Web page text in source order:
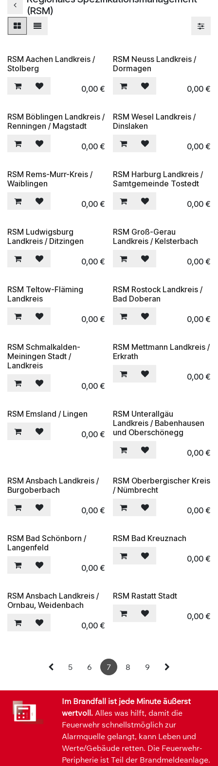
(RSM)
RSM Aachen Landkreis /
Stolberg
0,00€
RSM Neuss Landkreis /
Dormagen
0,00€
RSM Böblingen Landkreis /
Renningen / Magstadt
0,00€
RSM Wesel Landkreis /
Dinslaken
0,00€
RSM Rems-Murr-Kreis /
Waiblingen
0,00€
RSM Harburg Landkreis /
Samtgemeinde Tostedt
0,00€
RSM Ludwigsburg
Landkreis / Ditzingen
0,00€
RSM Groß-Gerau
Landkreis / Kelsterbach
0,00€
RSM Teltow-Fläming
Landkreis
0,00€
RSM Rostock Landkreis /
Bad Doberan
0,00€
RSM Schmalkalden-
Meiningen Stadt /
Landkreis
0,00€
RSM Mettmann Landkreis /
Erkrath
0,00€
RSM Emsland / Lingen
0,00€
RSM Unterallgäu
Landkreis / Babenhausen
und Oberschönegg
0,00€
RSM Ansbach Landkreis /
Burgoberbach
0,00€
RSM Oberbergischer Kreis
/ Nümbrecht
0,00€
RSM Bad Schönborn /
Langenfeld
0,00€
RSM Bad Kreuznach
0,00€
RSM Ansbach Landkreis /
Ornbau, Weidenbach
0,00€
RSM Rastatt Stadt
0,00€
5 6 7 8 9
Im Brandfall ist jede Minute äußerst
wertvoll. Alles was hilft, damit die
Feuerwehr schnellstmöglich zur
Alarmquelle gelangt, kann Leben und
Werte/Gebäude retten. Die Feuerwehr-
Peripherie ist Teil der Brandmeldeanlage.